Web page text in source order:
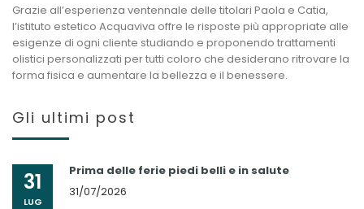
Grazie all’esperienza ventennale delle titolari Paola e Catia,
l’istituto estetico Acquaviva offre le risposte più appropriate alle
esigenze di ogni cliente studiando e proponendo trattamenti
olistici personalizzati per tutti coloro che desiderano ritrovare la
forma fisica e aumentare la bellezza e il benessere.
Gli ultimi post
31
LUG
Prima delle ferie piedi belli e in salute
31/07/2026